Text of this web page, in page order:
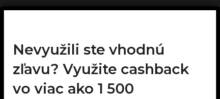
Nevyužili ste vhodnú
zľavu? Využite cashback
vo viac ako 1 500